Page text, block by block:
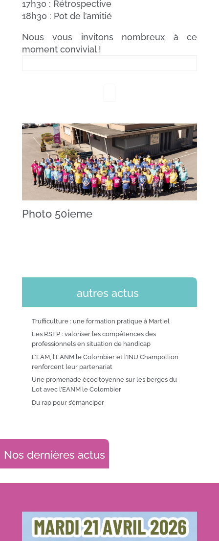
17h30 : Rétrospective
18h30 : Pot de l’amitié
Nous vous invitons nombreux à ce
moment convivial !
Photo 50ieme
autres actus
Trufficulture : une formation pratique à Martiel
Les RSFP : valoriser les compétences des
professionnels en situation de handicap
L’EAM, l’EANM le Colombier et l’INU Champollion
renforcent leur partenariat
Une promenade écocitoyenne sur les berges du
Lot avec l’EANM le Colombier
Du rap pour s’émanciper
Nos dernières actus